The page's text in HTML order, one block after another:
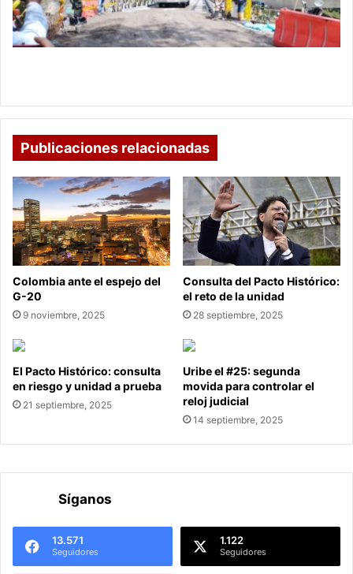
Sogamoso
–
Aguazul
Publicaciones relacionadas
Colombia ante el espejo del
G-20
9 noviembre, 2025
Consulta del Pacto Histórico:
el reto de la unidad
28 septiembre, 2025
El Pacto Histórico: consulta
en riesgo y unidad a prueba
21 septiembre, 2025
Uribe el #25: segunda
movida para controlar el
reloj judicial
14 septiembre, 2025
Síganos
13.571
Seguidores
1.122
Seguidores